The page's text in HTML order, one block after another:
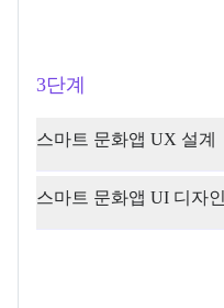
3단계
스마트 문화앱 UX 설계
스마트 문화앱 UI 디자인